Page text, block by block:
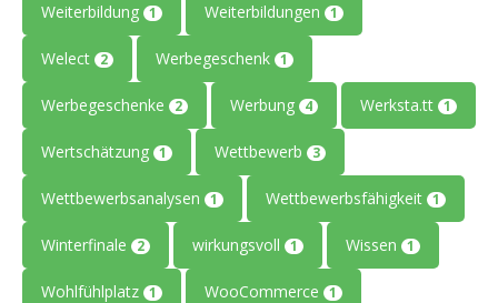
Weiterbildung 1 Weiterbildungen 1
Welect 2 Werbegeschenk 1
Werbegeschenke 2 Werbung 4 Werksta.tt 1
Wertschätzung 1 Wettbewerb 3
Wettbewerbsanalysen 1 Wettbewerbsfähigkeit 1
Winterfinale 2 wirkungsvoll 1 Wissen 1
Wohlfühlplatz 1 WooCommerce 1